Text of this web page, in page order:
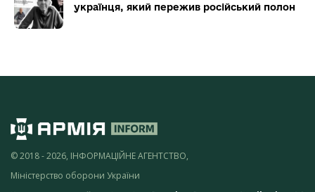
українця, який пережив російський полон
© 2018 - 2026, ІНФОРМАЦІЙНЕ АГЕНТСТВО,
Міністерство оборони України